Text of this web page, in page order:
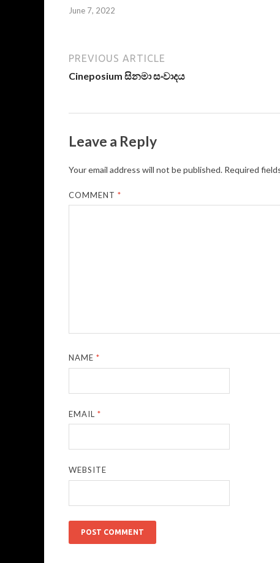
June 7, 2022
PREVIOUS ARTICLE
Cineposium සිනමා සංවාදය
Leave a Reply
Your email address will not be published. Required
COMMENT*
NAME*
EMAIL*
WEBSITE